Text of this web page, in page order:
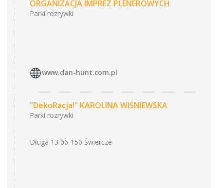
ORGANIZACJA IMPREZ PLENEROWYCH
Parki rozrywki
www.dan-hunt.com.pl
"DekoRacja!" KAROLINA WIŚNIEWSKA
Parki rozrywki
Długa 13 06-150 Świercze